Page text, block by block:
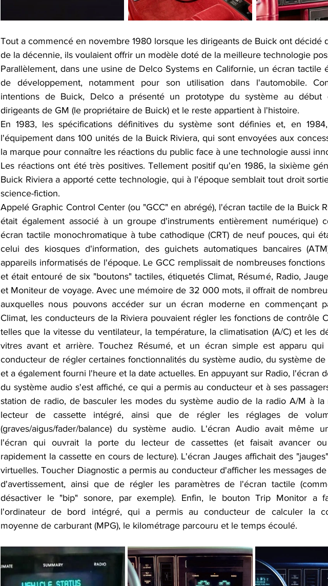
Tout a commencé en novembre 1980 lorsque les dirigeants de Buick ont ​​décidé
de la décennie, ils voulaient offrir un modèle doté de la meilleure technologie
Parallèlement, dans une usine de Delco Systems en Californie, un écran tactile
de développement, notamment pour son utilisation dans l'automobile.
intentions de Buick, Delco a présenté un prototype du système au début
dirigeants de GM (le propriétaire de Buick) et le reste appartient à l'histoire.
En 1983, les spécifications définitives du système sont définies et, en
l'équipement dans 100 unités de la Buick Riviera, qui sont envoyées aux
la marque pour connaître les réactions du public face à une technologie aussi
Les réactions ont été très positives. Tellement positif qu'en 1986, la sixième
Buick Riviera a apporté cette technologie, qui à l'époque semblait tout droit
science-fiction.
Appelé Graphic Control Center (ou "GCC" en abrégé), l'écran tactile de la Buick
était également associé à un groupe d'instruments entièrement numérique)
écran tactile monochromatique à tube cathodique (CRT) de neuf pouces, qui
celui des kiosques d'information, des guichets automatiques bancaires
appareils informatisés de l'époque. Le GCC remplissait de nombreuses fonctions
et était entouré de six "boutons" tactiles, étiquetés Climat, Résumé, Radio,
et Moniteur de voyage. Avec une mémoire de 32 000 mots, il offrait de
auxquelles nous pouvons accéder sur un écran moderne en commençant
Climat, les conducteurs de la Riviera pouvaient régler les fonctions de contrôle
telles que la vitesse du ventilateur, la température, la climatisation (A/C) et les
vitres avant et arrière. Touchez Résumé, et un écran simple est apparu
conducteur de régler certaines fonctionnalités du système audio, du système de
et a également fourni l'heure et la date actuelles. En appuyant sur Radio, l'écran
du système audio s'est affiché, ce qui a permis au conducteur et à ses
station de radio, de basculer les modes du système audio de la radio A/M à la
lecteur de cassette intégré, ainsi que de régler les réglages de
(graves/aigus/fader/balance) du système audio. L'écran Audio avait même
l'écran qui ouvrait la porte du lecteur de cassettes (et faisait avancer ou
rapidement la cassette en cours de lecture). L'écran Jauges affichait des
virtuelles. Toucher Diagnostic a permis au conducteur d'afficher les messages
d'avertissement, ainsi que de régler les paramètres de l'écran tactile
désactiver le "bip" sonore, par exemple). Enfin, le bouton Trip Monitor a
l'ordinateur de bord intégré, qui a permis au conducteur de calculer la
moyenne de carburant (MPG), le kilométrage parcouru et le temps écoulé.